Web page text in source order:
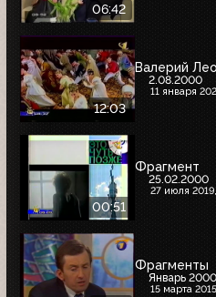
06:42
12:03
Валерий
2.08.2000
11 января
00:51
Фрагмент
25.02.2000
27 июля
Фрагменты
Январь 2000
15 марта